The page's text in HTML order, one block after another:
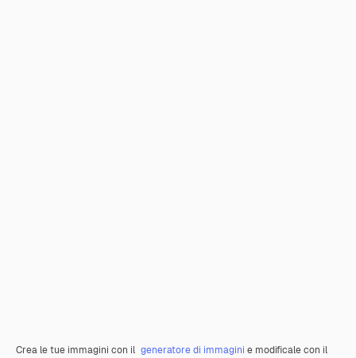
Crea le tue immagini con il generatore di immagini e modificale con il